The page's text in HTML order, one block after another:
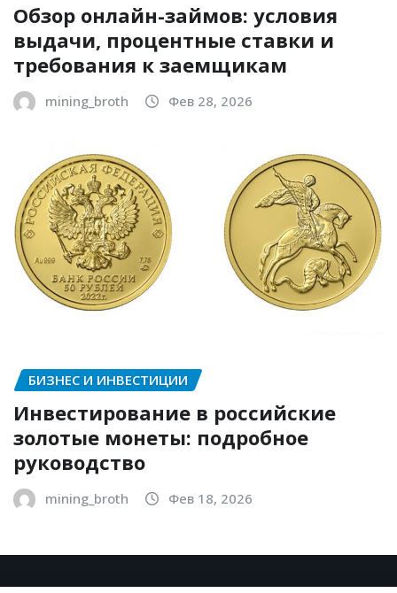
Обзор онлайн-займов: условия
выдачи, процентные ставки и
требования к заемщикам
mining_broth Фев 28, 2026
БИЗНЕС И ИНВЕСТИЦИИ
Инвестирование в российские
золотые монеты: подробное
руководство
mining_broth Фев 18, 2026